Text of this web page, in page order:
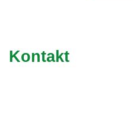
Kontakt